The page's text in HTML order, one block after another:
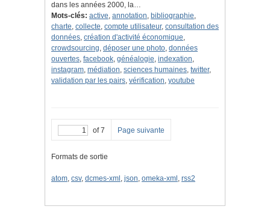
dans les années 2000, la…
Mots-clés: active, annotation, bibliographie,
charte, collecte, compte utilisateur, consultation des
données, création d'activité économique,
crowdsourcing, déposer une photo, données
ouvertes, facebook, généalogie, indexation,
instagram, médiation, sciences humaines, twitter,
validation par les pairs, vérification, youtube
of 7 Page suivante
Formats de sortie
atom, csv, dcmes-xml , json, omeka-xml , rss2